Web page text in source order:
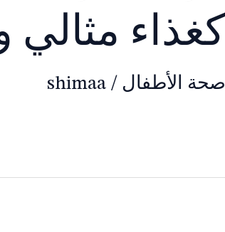
كغذاء مثالي
صحة الأطفال /
shimaa